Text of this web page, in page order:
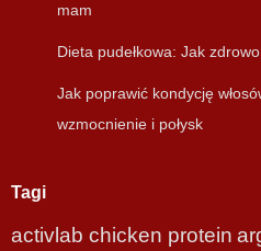
mam
Dieta pudełkowa: Jak
Jak poprawić kondycję
wzmocnienie i połysk
Tagi
activlab chicken protein